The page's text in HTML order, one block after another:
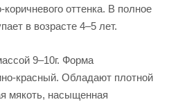
оттенка. В полное
в возрасте 4–5 лет.
9–10г. Форма
красный. Обладают плотной
мякоть, насыщенная